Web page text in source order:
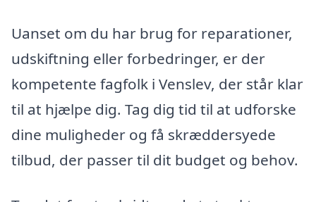
Uanset om du har brug for reparationer,
udskiftning eller forbedringer, er der
kompetente fagfolk i Venslev, der står klar
til at hjælpe dig. Tag dig tid til at udforske
dine muligheder og få skræddersyede
tilbud, der passer til dit budget og behov.